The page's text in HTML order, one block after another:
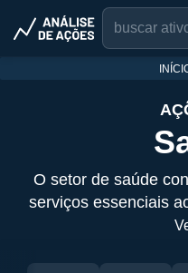
O setor de saúde
serviços essenciais